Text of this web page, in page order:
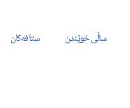
ستافەکان ساڵی خوێندن